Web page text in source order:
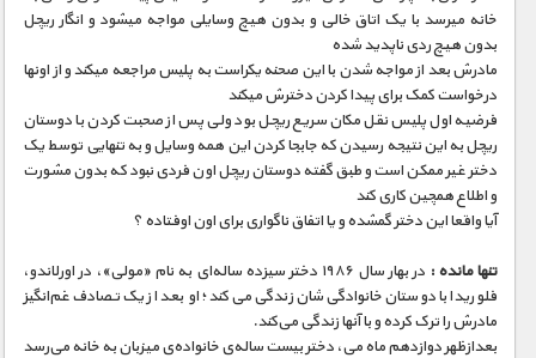
خانه میرسد با یک اتاق خالی و بدون هیچ وسایلی مواجه میشود و انگار ریچل
بدون هیچ ردی ناپدید شده
مادرش بعد از مواجه شدن با این صحنه یکراست به پلیس مراجعه میکند و از اونها
درخواست کمک برای پیدا کردن دخترش میکند
فرضیه اول پلیس نقل مکان سریع ریچل بود ولی پس از صحبت کردن با دوستان
ریچل به این نتیجه رسیدن که جابجا کردن این همه وسایل و به تنهایی توسط یک
دختر غیر ممکن است و طبق گفته دوستان ریچل اون فردی نبود که بدون مشورت
و اطلاع همچین کاری کند
آیا واقعا این دختر گمشده و یا اتفاق ناگواری برای اون اوفتاده ؟
تنها مانده :
در بهار سال ۱۹۸۶ دختر سیزده ساله‌ای به نام «مولی»، در اورلاندو،
فلوریدا با دوستان خانوادگی‌شان زندگی می‌کند؛ او بعد از یک تصادف غم‌انگیز
مادرش را ترک کرده و با آنها زندگی می‌کند.
بعدازظهر دوازدهم ماه می، دختر بیست ساله‌ی خانواده‌ی میزبان به خانه می‌رسد